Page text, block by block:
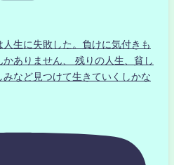
生に失敗した。負けに気付きも
ありません、 残りの人生、貧し
など見つけて生きていくしかな